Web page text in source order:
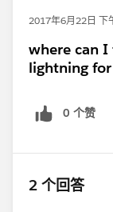
2017年6月22日 下
where can
lightning
0 个赞
2 个回答